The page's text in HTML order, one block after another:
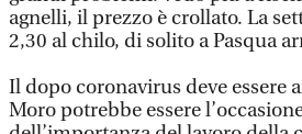
agnelli, il prezzo è crollato. La
2,30 al chilo, di solito a Pasqua
Il dopo coronavirus deve essere
Moro potrebbe essere